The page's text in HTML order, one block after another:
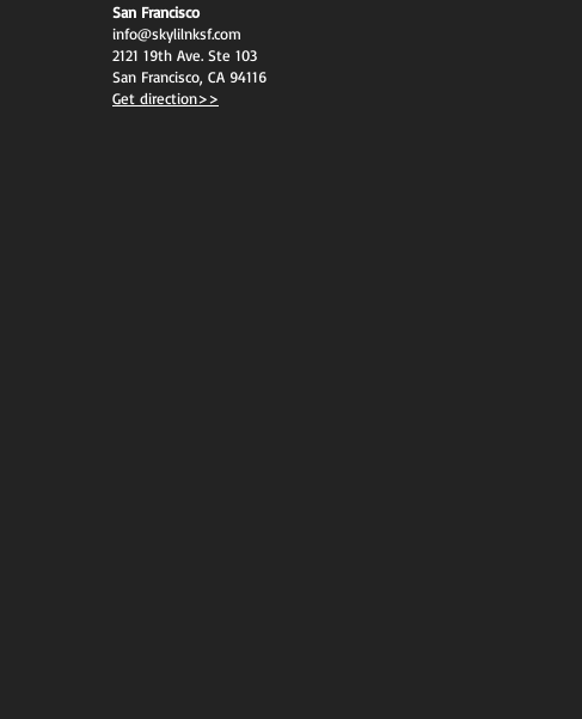
San Francisco
info@skylilnksf.com
2121 19th Ave. Ste 103
San Francisco, CA 94116
Get direction>>